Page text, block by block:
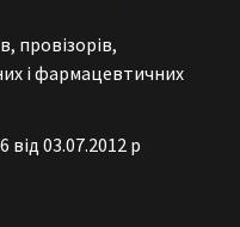
провізорів,
і фармацевтичних
від 03.07.2012 р